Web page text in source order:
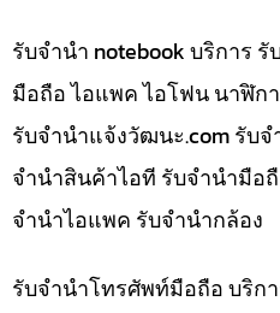
รับจำนำ notebook บริการ
มือถือ ไอแพค ไอโฟน นาฬิก
รับจํานําแจ้งวัฒนะ.com รับจ
จำนำสินค้าไอที รับจำนำมือ
จำนำไอแพค รับจำนำกล้อง
รับจำนำโทรศัพท์มือถือ บริก